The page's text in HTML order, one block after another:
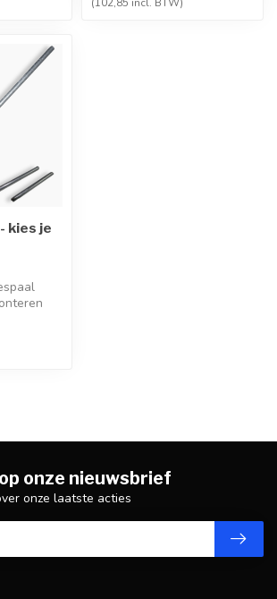
kies je
onze nieuwsbrief
onze laatste acties